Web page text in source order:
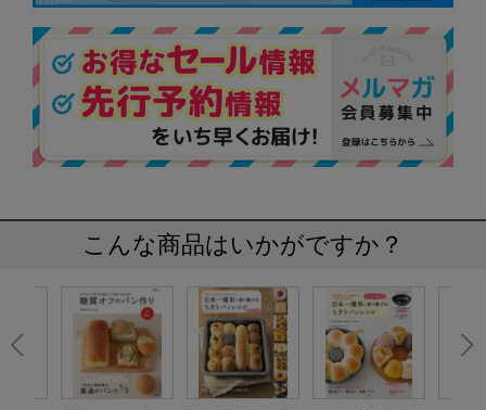
こんな商品はいかがですか？